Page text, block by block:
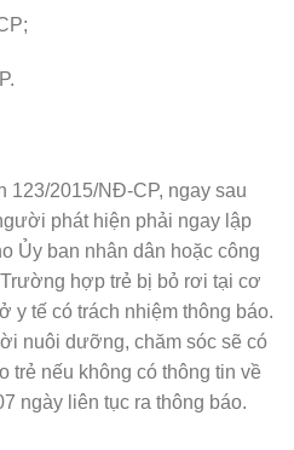
123/2015/NĐ-CP, ngay sau
phát hiện phải ngay lập
Ủy ban nhân dân hoặc công
hợp trẻ bị bỏ rơi tại cơ
y tế có trách nhiệm thông báo.
nuôi dưỡng, chăm sóc sẽ có
trẻ nếu không có thông tin về
ngày liên tục ra thông báo.